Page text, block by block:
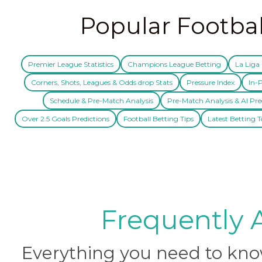
Popular
Premier League Statistics Champions League Betting La Liga
Corners, Shots, Leagues & Odds drop Stats Pressure Index In-
Schedule & Pre-Match Analysis Pre-Match Analysis & AI
Over 2.5 Goals Predictions Football Betting Tips Latest Betting
Frequently
Everything you need to